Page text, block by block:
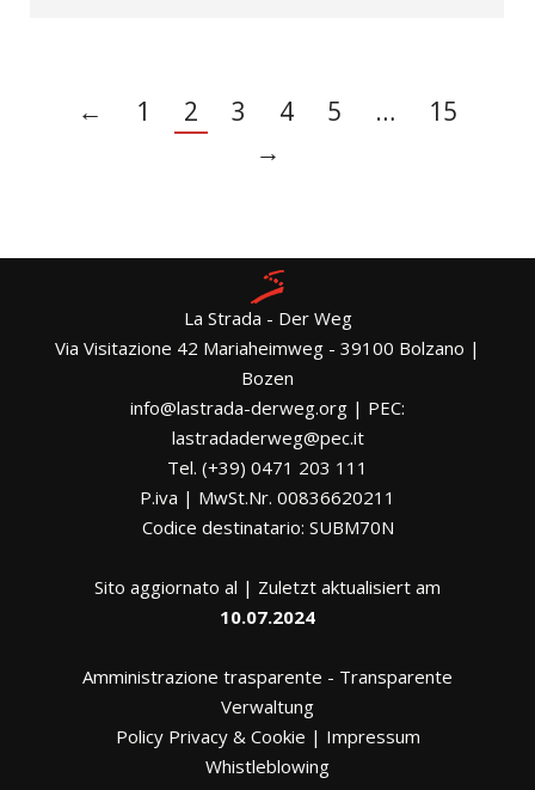
← 1 2 3 4 5 …
15
→
La Strada - Der Weg
Via Visitazione 42 Mariaheimweg - 39100 Bolzano |
Bozen
info@lastrada-derweg.org | PEC:
lastradaderweg@pec.it
Tel. (+39) 0471 203 111
P.iva | MwSt.Nr. 00836620211
Codice destinatario: SUBM70N
Sito aggiornato al | Zuletzt aktualisiert am
10.07.2024
Amministrazione trasparente - Transparente
Verwaltung
Policy Privacy & Cookie | Impressum
Whistleblowing